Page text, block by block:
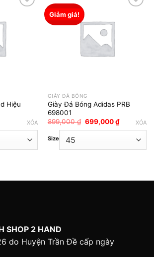
Hiệu
XÓA
Giảm giá!
Add to wishlist
GIÀY ĐÁ BÓNG
Giày Đá Bóng Adidas PRB
698001
899,000₫ Giá
699,000₫Giá
hiện
Size
XÓA
SHOP 2 HAND
do Huyện Trần Đề cấp ngày